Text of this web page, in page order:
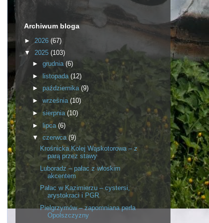
Archiwum bloga
► 2026 (67)
▼ 2025 (103)
► grudnia (6)
► listopada (12)
► października (9)
► września (10)
►sierpnia (10)
► lipca (6)
▼ czerwca (9)
Krośnicka Kolej Wąskotorowa – z
parą przez stawy
Luboradz – pałac z włoskim
akcentem
Pałac w Kazimierzu – cystersi,
arystokraci i PGR
Pielgrzymów – zapomniana perła
Opolszczyzny